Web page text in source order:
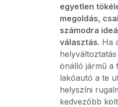
egyetlen
megoldás,
számodra
választás. Ha
önálló jármű a
lakóautó a te
helyszíni
kedvezőbb